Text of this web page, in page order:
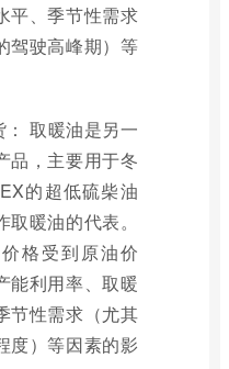
平、季节性需求
驾驶高峰期）等
： 取暖油是另一
品，主要用于冬
的超低硫柴油
暖油的代表。
格受到原油价
能利用率、取暖
节性需求（尤其
度）等因素的影